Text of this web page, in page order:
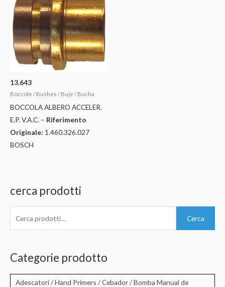
13.643
Boccole / Bushes / Buje / Bucha
BOCCOLA ALBERO ACCELER.
E.P. V.A.C. – Riferimento
Originale: 1.460.326.027
BOSCH
cerca prodotti
c
Cerca
Categorie prodotto
Adescatori / Hand Primers / Cebador / Bomba Manual de